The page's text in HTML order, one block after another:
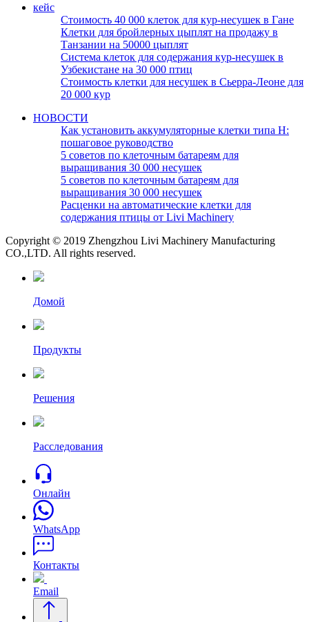
кейс
Стоимость 40 000 клеток для кур-несушек в Гане
Клетки для бройлерных цыплят на продажу в
Танзании на 50000 цыплят
Система клеток для содержания кур-несушек в
Узбекистане на 30 000 птиц
Стоимость клетки для несушек в Сьерра-Леоне для
20 000 кур
НОВОСТИ
Как установить аккумуляторные клетки типа H:
пошаговое руководство
5 советов по клеточным батареям для
выращивания 30 000 несушек
5 советов по клеточным батареям для
выращивания 30 000 несушек
Расценки на автоматические клетки для
содержания птицы от Livi Machinery
Copyright © 2019 Zhengzhou Livi Machinery Manufacturing
CO.,LTD. All rights reserved.
Домой
Продукты
Решения
Расследования
Онлайн
WhatsApp
Контакты
Email